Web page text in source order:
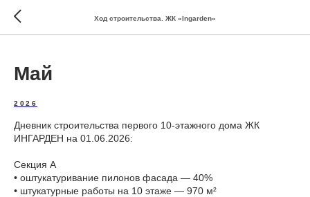
Ход строительства. ЖК «Ingarden»
Май
2026
Дневник строительства первого 10-этажного дома ЖК
ИНГАРДЕН на 01.06.2026:
Секция А
•⁠ ⁠оштукатуривание пилонов фасада — 40%
•⁠ ⁠штукатурные работы на 10 этаже — 970 м²